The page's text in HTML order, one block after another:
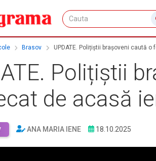
Brasov UPDATE. Polițiștii brașoveni caută
Polițiștii
de acasă
ANA MARIA IENE 18.10.2025